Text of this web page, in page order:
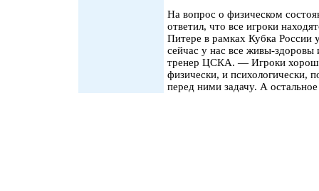
На вопрос о физическом
ответил, что все игроки
Питере в рамках Кубка
сейчас у нас все живы-здоровы
тренер ЦСКА. — Игроки
физически, и психологически,
перед ними задачу. А